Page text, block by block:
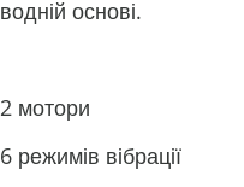
водній основі.
2 мотори
6 режимів вібрації